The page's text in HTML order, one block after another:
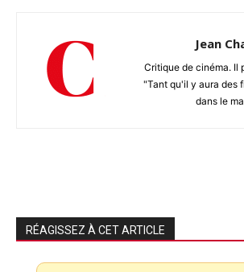
Jean
Critique de cinéma. Il
"Tant qu'il y aura des
dans le
RÉAGISSEZ À CET ARTICLE